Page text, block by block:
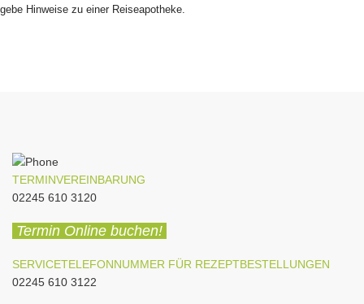
gebe Hinweise zu einer Reiseapotheke.
TERMINVEREINBARUNG
02245 610 3120
Termin Online buchen!
SERVICETELEFONNUMMER FÜR REZEPTBESTELLUNGEN
02245 610 3122